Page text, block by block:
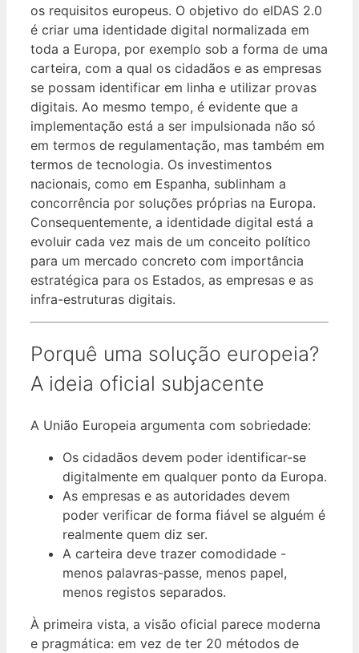
os requisitos europeus. O objetivo do eIDAS 2.0
é criar uma identidade digital normalizada em
toda a Europa, por exemplo sob a forma de uma
carteira, com a qual os cidadãos e as empresas
se possam identificar em linha e utilizar provas
digitais. Ao mesmo tempo, é evidente que a
implementação está a ser impulsionada não só
em termos de regulamentação, mas também em
termos de tecnologia. Os investimentos
nacionais, como em Espanha, sublinham a
concorrência por soluções próprias na Europa.
Consequentemente, a identidade digital está a
evoluir cada vez mais de um conceito político
para um mercado concreto com importância
estratégica para os Estados, as empresas e as
infra-estruturas digitais.
Porquê uma solução europeia?
A ideia oficial subjacente
A União Europeia argumenta com sobriedade:
Os cidadãos devem poder identificar-se
digitalmente em qualquer ponto da Europa.
As empresas e as autoridades devem
poder verificar de forma fiável se alguém é
realmente quem diz ser.
A carteira deve trazer comodidade -
menos palavras-passe, menos papel,
menos registos separados.
À primeira vista, a visão oficial parece moderna
e pragmática: em vez de ter 20 métodos de